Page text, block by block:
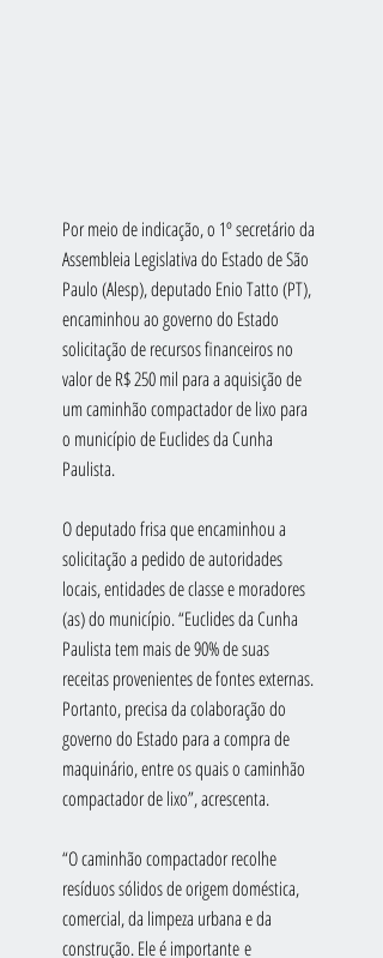
Por meio de indicação, o 1º secretário da
Assembleia Legislativa do Estado de São
Paulo (Alesp), deputado Enio Tatto (PT),
encaminhou ao governo do Estado
solicitação de recursos financeiros no
valor de R$ 250 mil para a aquisição de
um caminhão compactador de lixo para
o município de Euclides da Cunha
Paulista.
O deputado frisa que encaminhou a
solicitação a pedido de autoridades
locais, entidades de classe e moradores
(as) do município. “Euclides da Cunha
Paulista tem mais de 90% de suas
receitas provenientes de fontes externas.
Portanto, precisa da colaboração do
governo do Estado para a compra de
maquinário, entre os quais o caminhão
compactador de lixo”, acrescenta.
“O caminhão compactador recolhe
resíduos sólidos de origem doméstica,
comercial, da limpeza urbana e da
construção. Ele é importante e